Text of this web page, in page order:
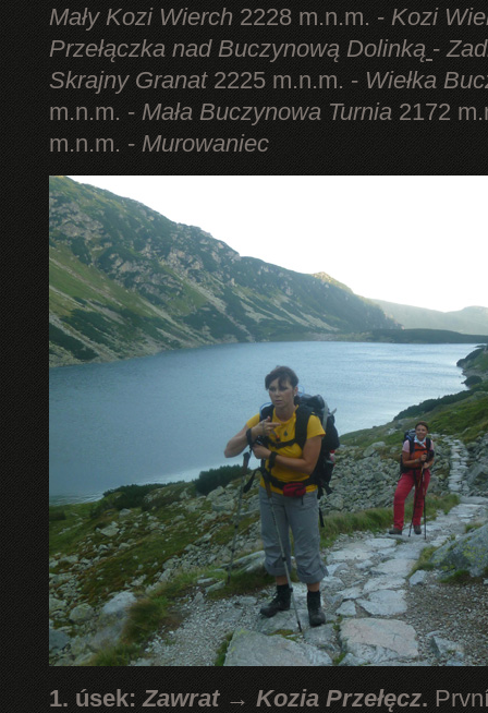
Mały Kozi Wierch 2228 m.n.m. - Kozi
Przełączka nad Buczynową Dolinką -
Skrajny Granat2225 m.n.m. - Wiełka
m.n.m. - Mała Buczynowa Turnia 2172
m.n.m. - Murowaniec
1. úsek:Zawrat → Kozia Przełęcz.